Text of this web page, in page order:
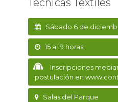
Técnicas Textiles
Sábado 6 de
15 a 19 horas
Inscripciones
postulación en
Salas del Parque